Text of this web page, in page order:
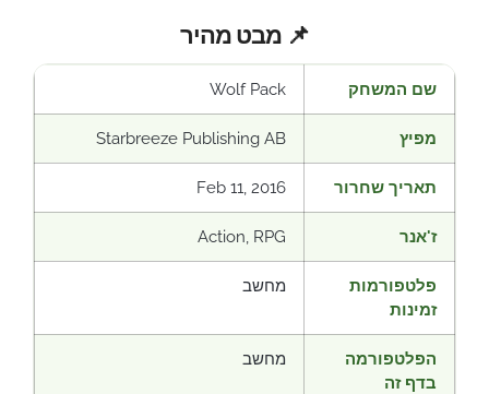
📌 מבט מהיר
שם המשחק Wolf Pack
מפיץ Starbreeze Publishing AB
תאריך שחרור Feb 11, 2016
ז'אנר Action, RPG
פלטפורמות
זמינות
מחשב
הפלטפורמה
בדף זה
מחשב